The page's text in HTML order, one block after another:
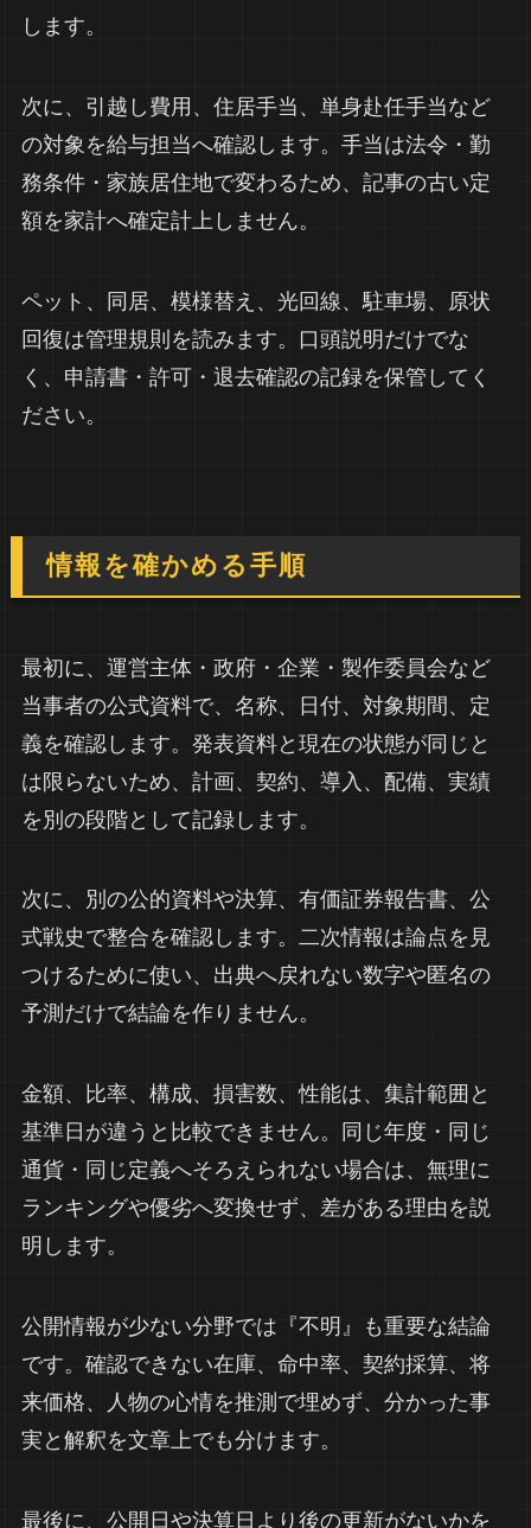
します。
次に、引越し費用、住居手当、単身赴任手当など
の対象を給与担当へ確認します。手当は法令・勤
務条件・家族居住地で変わるため、記事の古い定
額を家計へ確定計上しません。
ペット、同居、模様替え、光回線、駐車場、原状
回復は管理規則を読みます。口頭説明だけでな
く、申請書・許可・退去確認の記録を保管してく
ださい。
情報を確かめる手順
最初に、運営主体・政府・企業・製作委員会など
当事者の公式資料で、名称、日付、対象期間、定
義を確認します。発表資料と現在の状態が同じと
は限らないため、計画、契約、導入、配備、実績
を別の段階として記録します。
次に、別の公的資料や決算、有価証券報告書、公
式戦史で整合を確認します。二次情報は論点を見
つけるために使い、出典へ戻れない数字や匿名の
予測だけで結論を作りません。
金額、比率、構成、損害数、性能は、集計範囲と
基準日が違うと比較できません。同じ年度・同じ
通貨・同じ定義へそろえられない場合は、無理に
ランキングや優劣へ変換せず、差がある理由を説
明します。
公開情報が少ない分野では『不明』も重要な結論
です。確認できない在庫、命中率、契約採算、将
来価格、人物の心情を推測で埋めず、分かった事
実と解釈を文章上でも分けます。
最後に、公開日や決算日より後の更新がないかを